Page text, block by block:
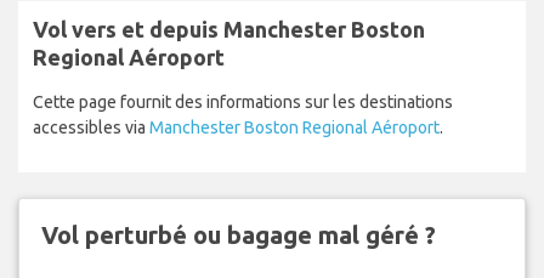
Vol vers et depuis Manchester Boston
Regional Aéroport
Cette page fournit des informations sur les destinations
accessibles via Manchester Boston Regional Aéroport.
Vol perturbé ou bagage mal géré ?